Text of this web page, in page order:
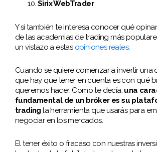
Sirix WebTrader
Ysi también te interesa conocer qué
de las academias de trading más
un vistazo a estas opiniones reales.
Cuando se quiere comenzar a invertir una
que hay que tener en cuenta es con qué
queremos hacer. Como te decía, una
fundamental de un bróker es su
trading la herramienta que usarás para
negociar en los mercados.
El tener éxito o fracaso con nuestras